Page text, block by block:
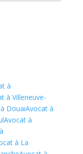
à
à Villeneuve-
DouaiAvocat à
Avocat à
à La